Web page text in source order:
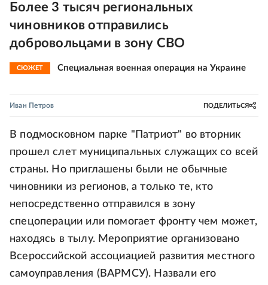
Более 3 тысяч региональных
чиновников отправились
добровольцами в зону СВО
СЮЖЕТ Специальная военная операция на Украине
Иван Петров ПОДЕЛИТЬСЯ
В подмосковном парке "Патриот" во вторник
прошел слет муниципальных служащих со всей
страны. Но приглашены были не обычные
чиновники из регионов, а только те, кто
непосредственно отправился в зону
спецоперации или помогает фронту чем может,
находясь в тылу. Мероприятие организовано
Всероссийской ассоциацией развития местного
самоуправления (ВАРМСУ). Назвали его